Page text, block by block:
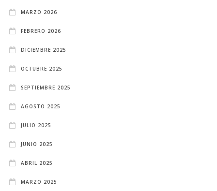
MARZO 2026
FEBRERO 2026
DICIEMBRE 2025
OCTUBRE 2025
SEPTIEMBRE 2025
AGOSTO 2025
JULIO 2025
JUNIO 2025
ABRIL 2025
MARZO 2025